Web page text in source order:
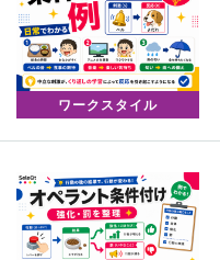
ワークスタイル